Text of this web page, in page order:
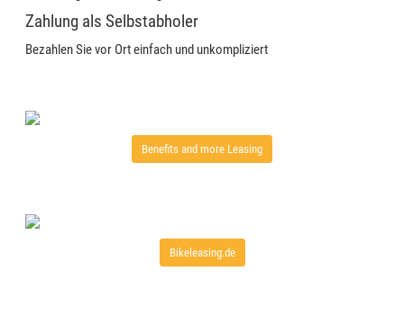
Zahlung als Selbstabholer
Bezahlen Sie vor Ort einfach und unkompliziert
Benefits and more Leasing
Bikeleasing.de